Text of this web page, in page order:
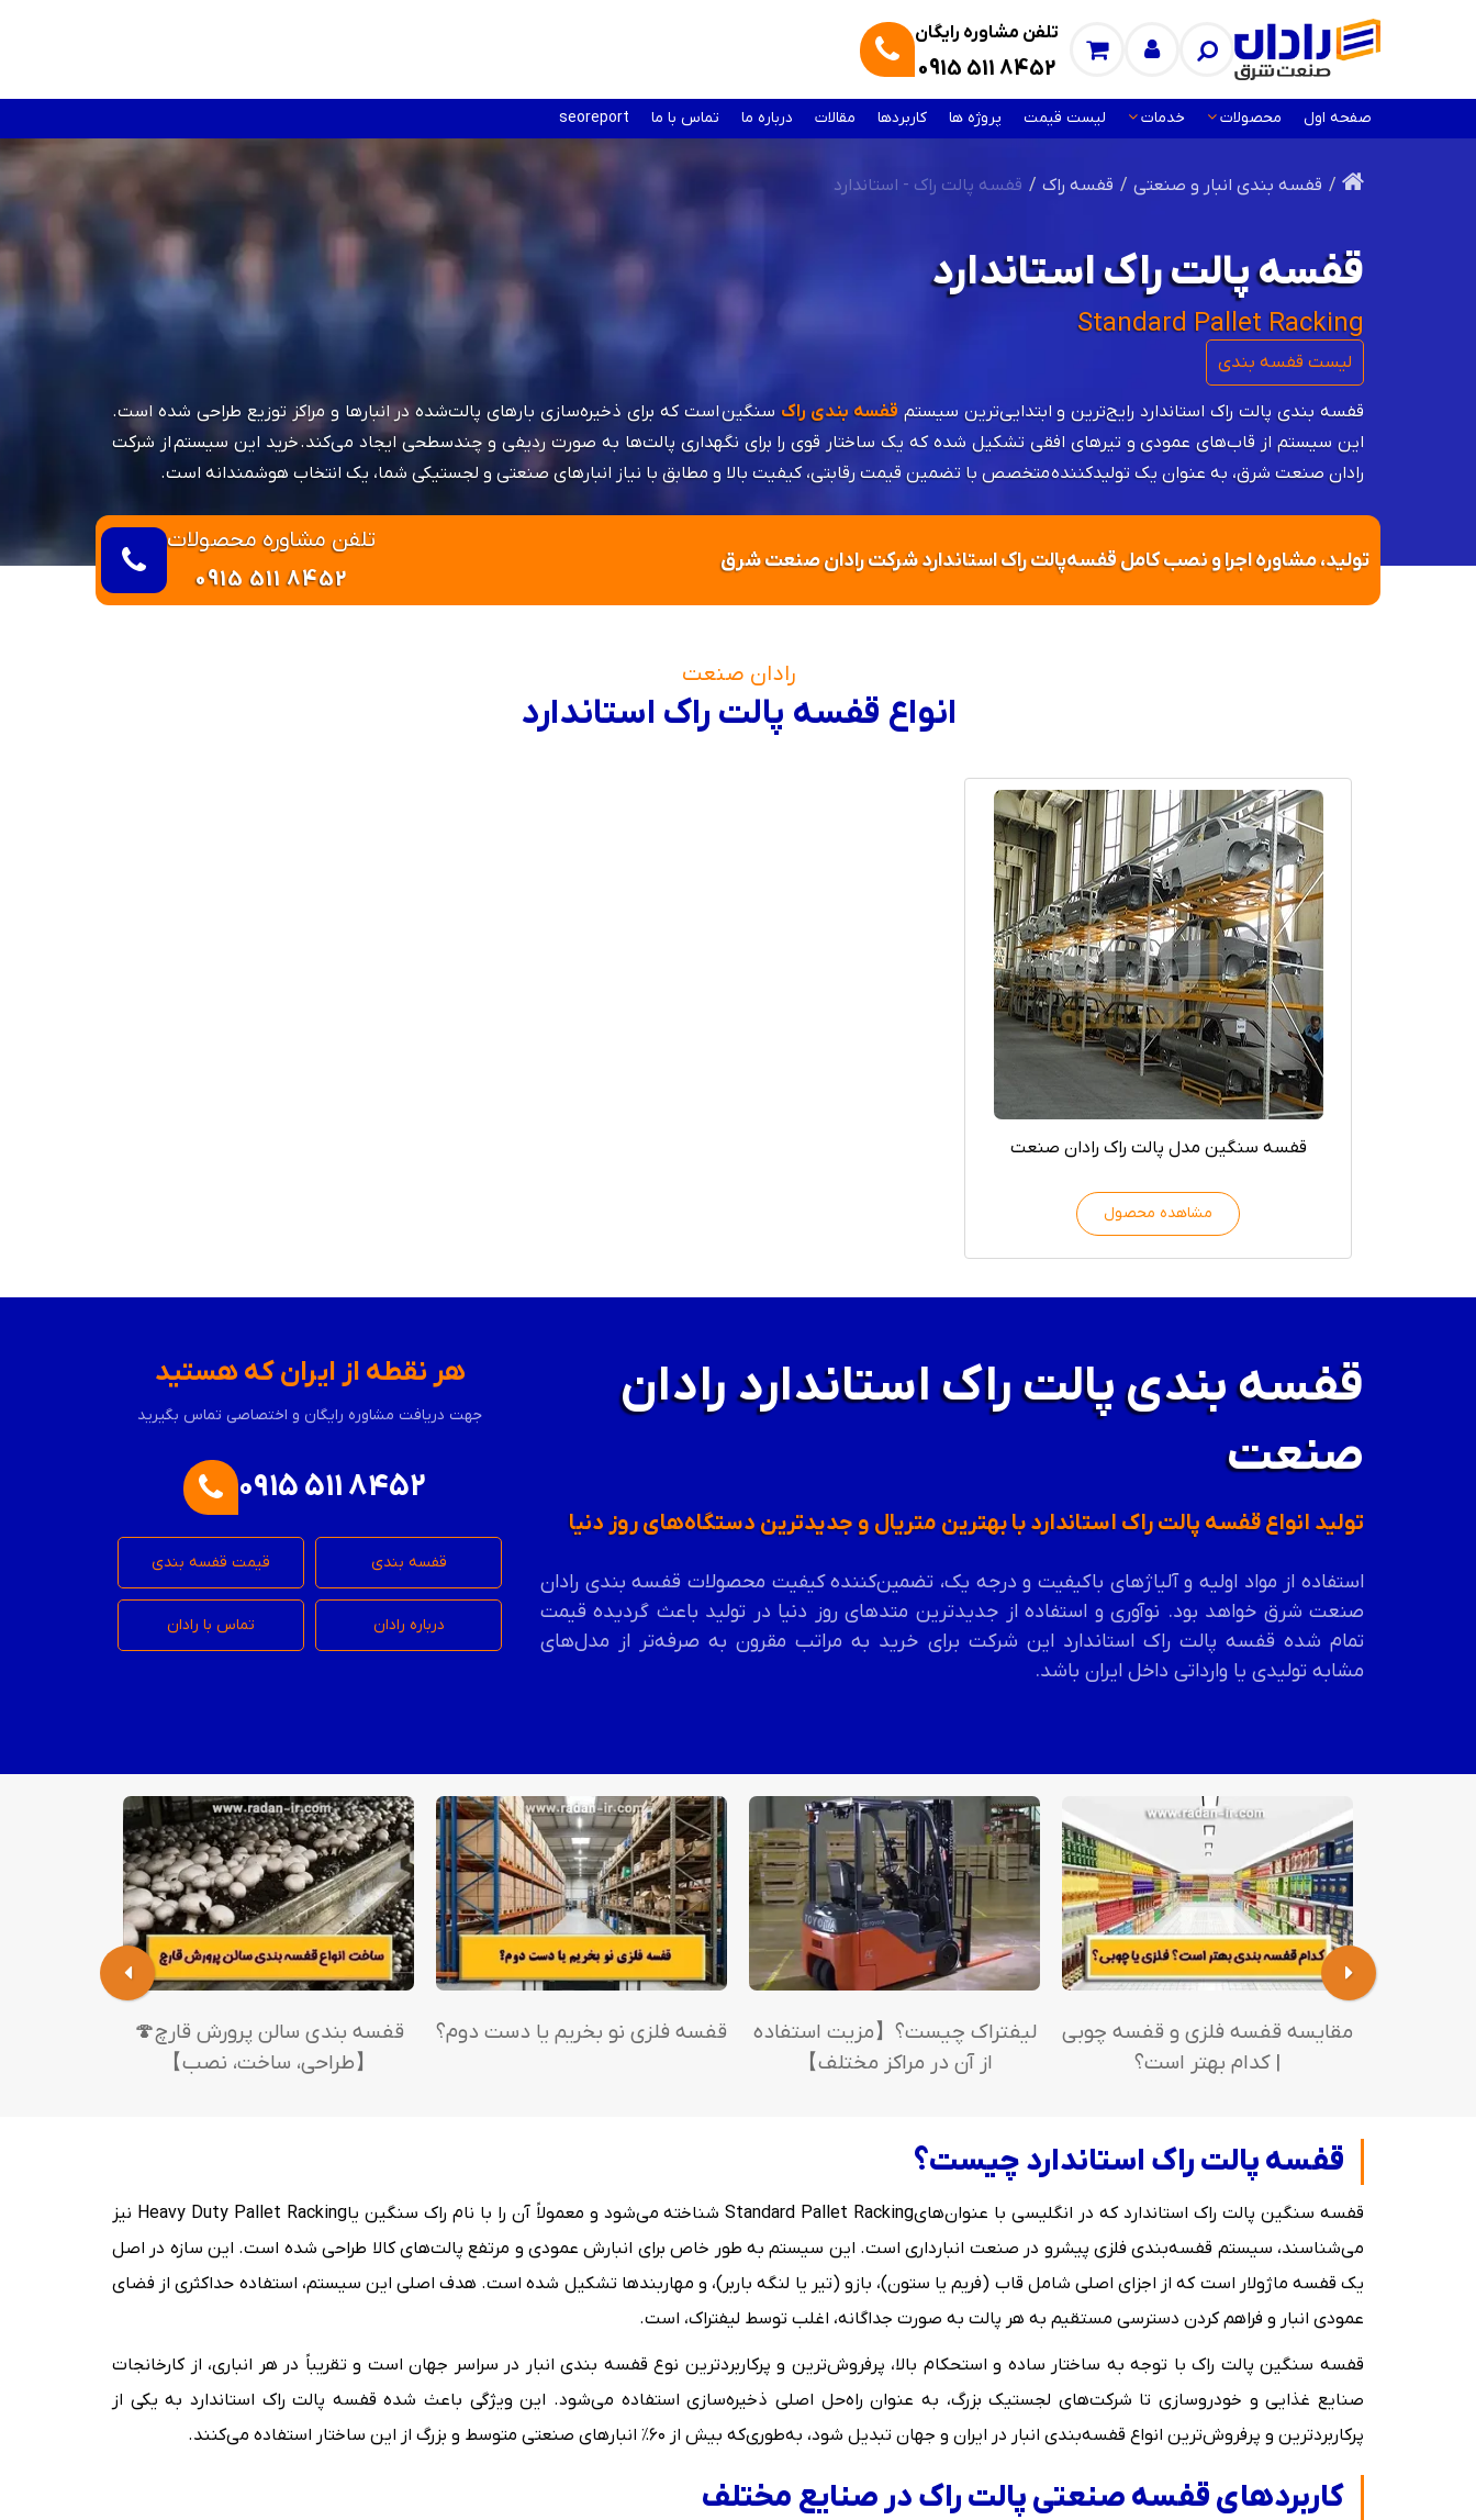
تلفن مشاوره رایگان
0915 511 8452
صفحه اول محصولات خدمات لیست قیمت پروژه ها کاربردها مقالات درباره ما تماس با ما seoreport
قفسه بندی انبار و صنعتی قفسه‌ راک قفسه پالت راک - استاندارد
قفسه پالت راک استاندارد
Standard Pallet Racking
لیست قفسه بندی
قفسه بندی پالت راک استاندارد رایج‌ترین و ابتدایی‌ترین سیستم قفسه بندی راک سنگین است که برای ذخیره‌سازی بارهای پالت‌شده در انبارها و مراکز توزیع طراحی شده است.
این سیستم از قاب‌های عمودی و تیرهای افقی تشکیل شده که یک ساختار قوی را برای نگهداری پالت‌ها به صورت ردیفی و چندسطحی ایجاد می‌کند. خرید این سیستم از شرکت
رادان صنعت شرق، به عنوان یک تولیدکننده متخصص با تضمین قیمت رقابتی، کیفیت بالا و مطابق با نیاز انبارهای صنعتی و لجستیکی شما، یک انتخاب هوشمندانه است.
تولید، مشاوره اجرا و نصب کامل قفسه‌پالت راک استاندارد شرکت رادان صنعت شرق
تلفن مشاوره محصولات
0915 511 8452
رادان صنعت
انواع قفسه‌ پالت راک استاندارد
قفسه سنگین مدل پالت راک رادان صنعت
مشاهده محصول
قفسه بندی پالت راک استاندارد رادان
صنعت
تولید انواع قفسه پالت راک استاندارد با بهترین متریال و جدیدترین دستگاه‌های روز دنیا
استفاده از مواد اولیه و آلیاژهای باکیفیت و درجه یک، تضمین‌کننده کیفیت محصولات قفسه بندی رادان
صنعت شرق خواهد بود. نوآوری و استفاده از جدیدترین متدهای روز دنیا در تولید باعث گردیده قیمت
تمام شده قفسه پالت راک استاندارد این شرکت برای خرید به مراتب مقرون به صرفه‌تر از مدل‌های
مشابه تولیدی یا وارداتی داخل ایران باشد.
هر نقطه از ایران که هستید
جهت دریافت مشاوره رایگان و اختصاصی تماس بگیرید
0915 511 8452
قفسه بندی قیمت قفسه بندی
درباره رادان تماس با رادان
مقایسه قفسه فلزی و قفسه چوبی
| کدام بهتر است؟
لیفتراک چیست؟【مزیت استفاده
از آن در مراکز مختلف】
قفسه فلزی نو بخریم یا دست دوم؟
قفسه بندی سالن پرورش قارچ🍄
【طراحی، ساخت، نصب】
قفسه پالت راک استاندارد چیست؟
قفسه سنگین پالت راک استاندارد که در انگلیسی با عنوان‌هایStandard Pallet Racking شناخته می‌شود و معمولاً آن را با نام راک سنگین یاHeavy Duty Pallet Racking نیز
می‌شناسند، سیستم قفسه‌بندی فلزی پیشرو در صنعت انبارداری است. این سیستم به طور خاص برای انبارش عمودی و مرتفع پالت‌های کالا طراحی شده است. این سازه در اصل
یک قفسه ماژولار است که از اجزای اصلی شامل قاب (فریم یا ستون)، بازو (تیر یا لنگه باربر)، و مهاربندها تشکیل شده است. هدف اصلی این سیستم، استفاده حداکثری از فضای
عمودی انبار و فراهم کردن دسترسی مستقیم به هر پالت به صورت جداگانه، اغلب توسط لیفتراک، است.
قفسه سنگین پالت راک با توجه به ساختار ساده و استحکام بالا، پرفروش‌ترین و پرکاربردترین نوع قفسه‌ بندی انبار در سراسر جهان است و تقریباً در هر انباری، از کارخانجات
صنایع غذایی و خودروسازی تا شرکت‌های لجستیک بزرگ، به عنوان راه‌حل اصلی ذخیره‌سازی استفاده می‌شود. این ویژگی باعث شده قفسه پالت راک استاندارد به یکی از
پرکاربردترین و پرفروش‌ترین انواع قفسه‌بندی انبار در ایران و جهان تبدیل شود، به‌طوری‌که بیش از ۶۰٪ انبارهای صنعتی متوسط و بزرگ از این ساختار استفاده می‌کنند.
کاربردهای قفسه صنعتی پالت راک در صنایع مختلف